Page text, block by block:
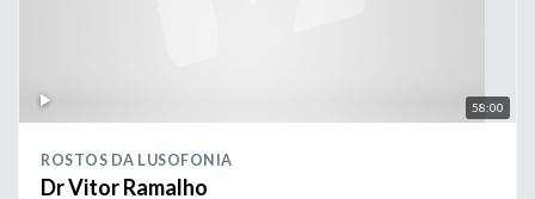
58:00
ROSTOS DA LUSOFONIA
Dr Vitor Ramalho